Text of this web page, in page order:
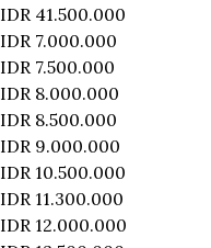
IDR 41.500.000
IDR 7.000.000
IDR 7.500.000
IDR 8.000.000
IDR 8.500.000
IDR 9.000.000
IDR 10.500.000
IDR 11.300.000
IDR 12.000.000